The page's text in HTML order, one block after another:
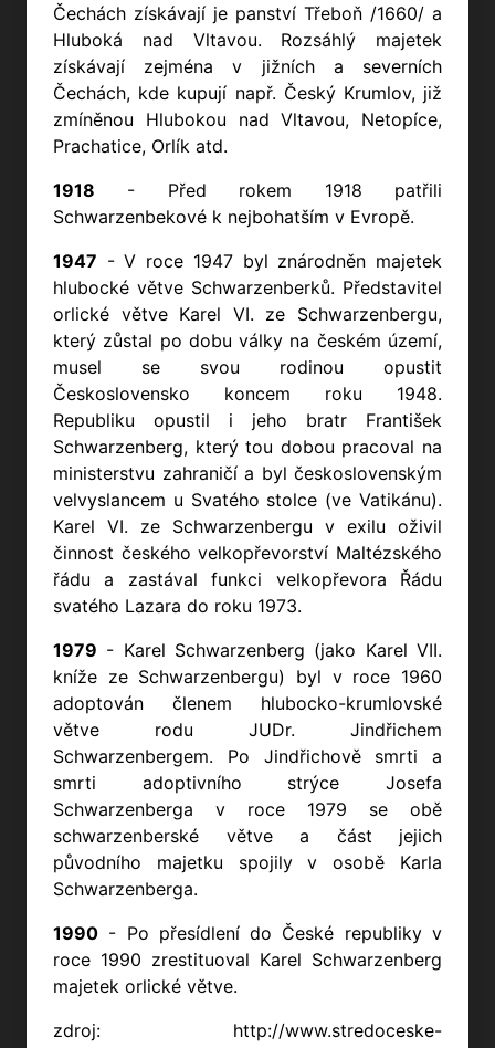
Čechách získávají je panství Třeboň /1660/ a
Hluboká nad Vltavou. Rozsáhlý majetek
získávají zejména v jižních a severních
Čechách, kde kupují např. Český Krumlov, již
zmíněnou Hlubokou nad Vltavou, Netopíce,
Prachatice, Orlík atd.
1918 - Před rokem 1918 patřili
Schwarzenbekové k nejbohatším v Evropě.
1947 - V roce 1947 byl znárodněn majetek
hlubocké větve Schwarzenberků. Představitel
orlické větve Karel VI. ze Schwarzenbergu,
který zůstal po dobu války na českém území,
musel se svou rodinou opustit
Československo koncem roku 1948.
Republiku opustil i jeho bratr František
Schwarzenberg, který tou dobou pracoval na
ministerstvu zahraničí a byl československým
velvyslancem u Svatého stolce (ve Vatikánu).
Karel VI. ze Schwarzenbergu v exilu oživil
činnost českého velkopřevorství Maltézského
řádu a zastával funkci velkopřevora Řádu
svatého Lazara do roku 1973.
1979 - Karel Schwarzenberg (jako Karel VII.
kníže ze Schwarzenbergu) byl v roce 1960
adoptován členem hlubocko-krumlovské
větve rodu JUDr. Jindřichem
Schwarzenbergem. Po Jindřichově smrti a
smrti adoptivního strýce Josefa
Schwarzenberga v roce 1979 se obě
schwarzenberské větve a část jejich
původního majetku spojily v osobě Karla
Schwarzenberga.
1990 - Po přesídlení do České republiky v
roce 1990 zrestituoval Karel Schwarzenberg
majetek orlické větve.
zdroj: http://www.stredoceske-